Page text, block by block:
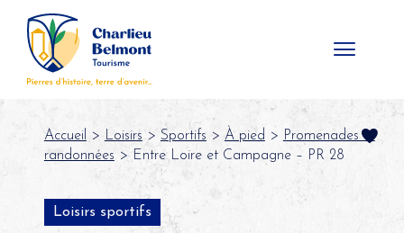
Accueil > Loisirs > Sportifs > À pied > Promenades et
randonnées > Entre Loire et Campagne – PR 28
Loisirs sportifs
Panneau de gestion des cookies